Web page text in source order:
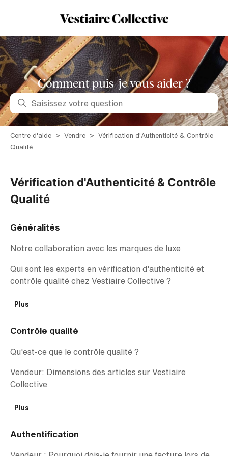
Comment puis-je vous aider ?
Recherche
Centre d'aide Vendre
Vérification d'Authenticité & Contrôle
Qualité
Généralités
Notre collaboration avec les marques de luxe
Qui sont les experts en vérification d'authenticité et
contrôle qualité chez Vestiaire Collective ?
Plus
Contrôle qualité
Qu'est-ce que le contrôle qualité ?
Vendeur: Dimensions des articles sur Vestiaire
Collective
Plus
Authentification
Vérification d'Authenticité & Contrôle
Qualité